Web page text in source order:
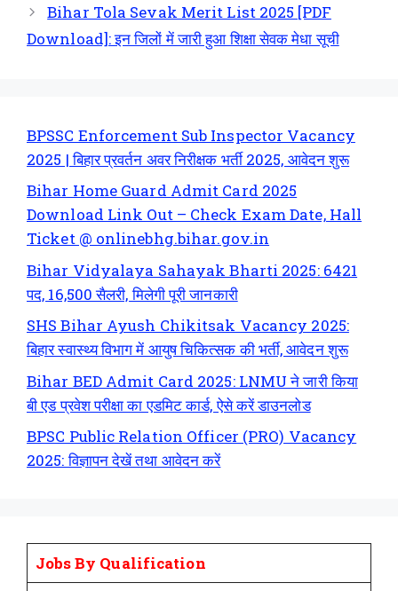
Bihar Tola Sevak Merit List 2025 [PDF
Download]: इन जिलों में जारी हुआ शिक्षा सेवक मेधा सूची
BPSSC Enforcement Sub Inspector Vacancy
2025 | बिहार प्रवर्तन अवर निरीक्षक भर्ती 2025, आवेदन शुरू
Bihar Home Guard Admit Card 2025
Download Link Out – Check Exam Date, Hall
Ticket @ onlinebhg.bihar.gov.in
Bihar Vidyalaya Sahayak Bharti 2025: 6421
पद, 16,500 सैलरी, मिलेगी पूरी जानकारी
SHS Bihar Ayush Chikitsak Vacancy 2025:
बिहार स्वास्थ्य विभाग में आयुष चिकित्सक की भर्ती, आवेदन शुरू
Bihar BED Admit Card 2025: LNMU ने जारी किया
बी एड प्रवेश परीक्षा का एडमिट कार्ड, ऐसे करें डाउनलोड
BPSC Public Relation Officer (PRO) Vacancy
2025: विज्ञापन देखें तथा आवेदन करें
Jobs By Qualification